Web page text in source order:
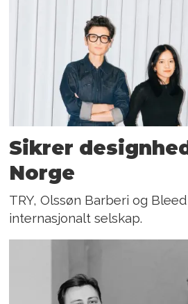
Sikrer
Norge
TRY, Olssøn Barberi og
internasjonalt selskap.